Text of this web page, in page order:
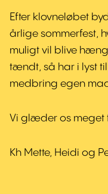
Efter klovneløbet
årlige sommerfest,
muligt vil blive
tændt, så har i lyst
medbring egen
Vi glæder os meget
Kh Mette, Heidi og